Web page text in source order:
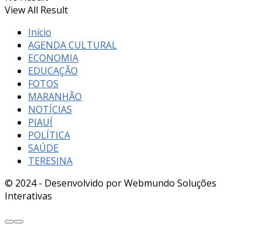
View All Result
Início
AGENDA CULTURAL
ECONOMIA
EDUCAÇÃO
FOTOS
MARANHÃO
NOTÍCIAS
PIAUÍ
POLÍTICA
SAÚDE
TERESINA
© 2024 - Desenvolvido por Webmundo Soluções
Interativas